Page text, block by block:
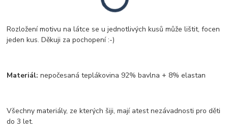
Rozložení motivu na látce se u jednotlivých kusů může lištit, focen
jeden kus. Děkuji za pochopení :-)
Materiál: nepočesaná teplákovina 92% bavlna + 8% elastan
Všechny materiály, ze kterých šiji, mají atest nezávadnosti pro děti
do 3 let.